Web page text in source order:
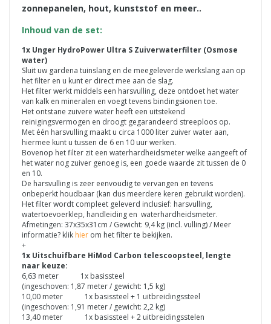
zonnepanelen, hout, kunststof en meer..
Inhoud van de set:
1x Unger HydroPower Ultra S Zuiverwaterfilter (Osmose
water)
Sluit uw gardena tuinslang en de meegeleverde werkslang aan op
het filter en u kunt er direct mee aan de slag.
Het filter werkt middels een harsvulling, deze ontdoet het water
van kalk en mineralen en voegt tevens bindingsionen toe.
Het ontstane zuivere water heeft een uitstekend
reinigingsvermogen en droogt gegarandeerd streeploos op.
Met één harsvulling maakt u circa 1000 liter zuiver water aan,
hiermee kunt u tussen de 6 en 10 uur werken.
Bovenop het filter zit een waterhardheidsmeter welke aangeeft of
het water nog zuiver genoeg is, een goede waarde zit tussen de 0
en 10.
De harsvulling is zeer eenvoudig te vervangen en tevens
onbeperkt houdbaar (kan dus meerdere keren gebruikt worden).
Het filter wordt compleet geleverd inclusief: harsvulling,
watertoevoerklep, handleiding en waterhardheidsmeter.
Afmetingen: 37x35x31cm / Gewicht: 9,4 kg (incl. vulling) / Meer
informatie? klik hier om het filter te bekijken.
+
1x Uitschuifbare HiMod Carbon telescoopsteel, lengte
naar keuze:
6,63 meter 1x basissteel
(ingeschoven: 1,87 meter / gewicht: 1,5 kg)
10,00 meter 1x basissteel + 1 uitbreidingssteel
(ingeschoven: 1,91 meter / gewicht: 2,2 kg)
13,40 meter 1x basissteel + 2 uitbreidingsstelen